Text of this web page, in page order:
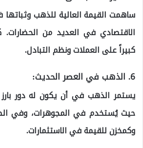
ساهمت القيمة العالية للذهب
الاقتصادي في العديد من الحضارات.
كبيراً على العملات ونظم التبادل.
6. الذهب في العصر الحديث:
يستمر الذهب في أن يكون له دور
حيث يُستخدم في المجوهرات، وفي
وكمخزن للقيمة في الاستثمارات.